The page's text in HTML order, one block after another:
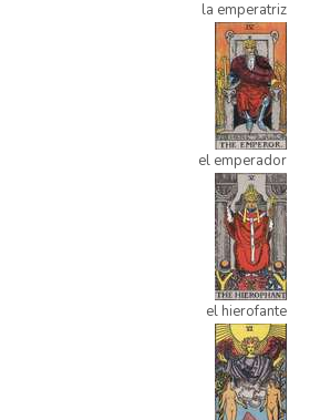
la emperatriz
el emperador
el hierofante